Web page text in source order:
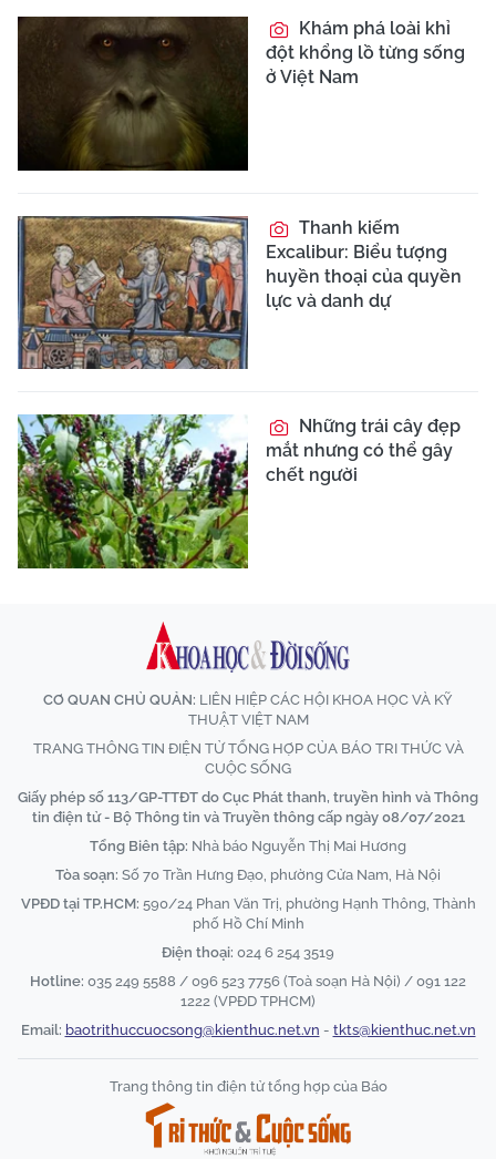
Khám phá loài khỉ
đột khổng lồ từng sống
ở Việt Nam
Thanh kiếm
Excalibur: Biểu tượng
huyền thoại của quyền
lực và danh dự
Những trái cây đẹp
mắt nhưng có thể gây
chết người
CƠ QUAN CHỦ QUẢN: LIÊN HIỆP CÁC HỘI KHOA HỌC VÀ KỸ
THUẬT VIỆT NAM
TRANG THÔNG TIN ĐIỆN TỬ TỔNG HỢP CỦA BÁO TRI THỨC VÀ
CUỘC SỐNG
Giấy phép số 113/GP-TTĐT do Cục Phát thanh, truyền hình và Thông
tin điện tử - Bộ Thông tin và Truyền thông cấp ngày 08/07/2021
Tổng Biên tập: Nhà báo Nguyễn Thị Mai Hương
Tòa soạn: Số 70 Trần Hưng Đạo, phường Cửa Nam, Hà Nội
VPĐD tại TP.HCM: 590/24 Phan Văn Trị, phường Hạnh Thông, Thành
phố Hồ Chí Minh
Điện thoại: 024 6 254 3519
Hotline: 035 249 5588 / 096 523 7756 (Toà soạn Hà Nội) / 091 122
1222 (VPĐD TPHCM)
Email: baotrithuccuocsong@kienthuc.net.vn - tkts@kienthuc.net.vn
Trang thông tin điện tử tổng hợp của Báo